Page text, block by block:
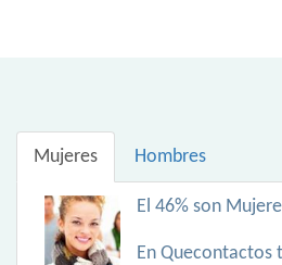
Mujeres Hombres
El 46% son
En Quecontactos